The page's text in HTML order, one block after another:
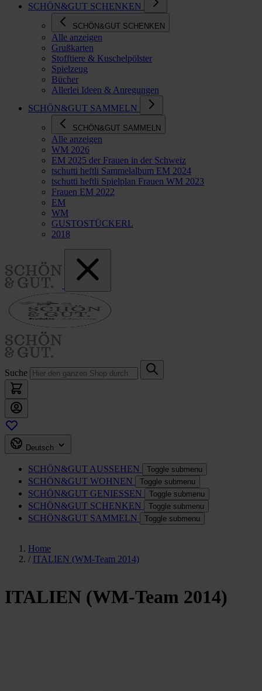
SCHÖN&GUT SCHENKEN
SCHÖN&GUT SCHENKEN
Alle anzeigen
Grußkarten
Stofftiere & Kuschelpölster
Spielzeug
Bücher
Allerlei Ideen & Anregungen
SCHÖN&GUT SAMMELN
SCHÖN&GUT SAMMELN
Alle anzeigen
WM 2026
EM 2025 der Frauen in der Schweiz
tschutti heftli Sammelalbum EM 2024
tschutti heftli Spielplan Frauen WM 2023
Frauen EM 2022
EM
WM
GUSTOSTÜCKERL
2018
Suche
Deutsch
SCHÖN&GUT AUSSEHEN Toggle submenu
SCHÖN&GUT WOHNEN Toggle submenu
SCHÖN&GUT GENIESSEN Toggle submenu
SCHÖN&GUT SCHENKEN Toggle submenu
SCHÖN&GUT SAMMELN Toggle submenu
Home
/ ITALIEN (WM-Team 2014)
ITALIEN (WM-Team 2014)